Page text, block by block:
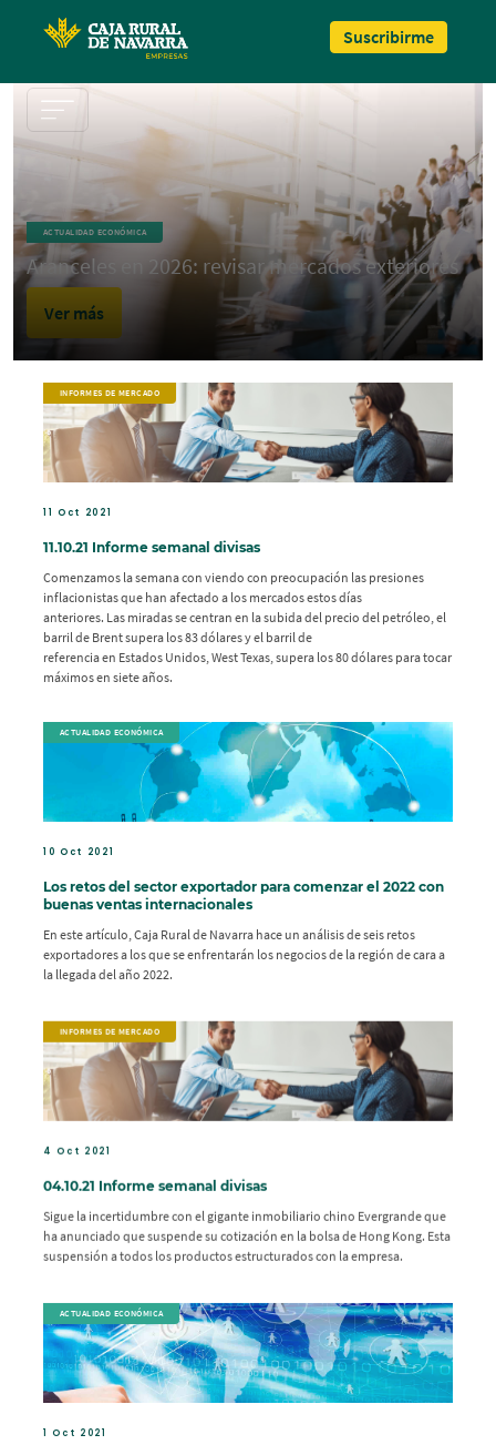
Suscribirme
ACTUALIDAD ECONÓMICA
Aranceles en 2026: revisar mercados exteriores
Ver más
INFORMES DE MERCADO
11 Oct 2021
11.10.21 Informe semanal divisas
Comenzamos la semana con viendo con preocupación las presiones
inflacionistas que han afectado a los mercados estos días
anteriores. Las miradas se centran en la subida del precio del petróleo, el
barril de Brent supera los 83 dólares y el barril de
referencia en Estados Unidos, West Texas, supera los 80 dólares para tocar
máximos en siete años.
ACTUALIDAD ECONÓMICA
10 Oct 2021
Los retos del sector exportador para comenzar el 2022 con
buenas ventas internacionales
En este artículo, Caja Rural de Navarra hace un análisis de seis retos
exportadores a los que se enfrentarán los negocios de la región de cara a
la llegada del año 2022.
INFORMES DE MERCADO
4 Oct 2021
04.10.21 Informe semanal divisas
Sigue la incertidumbre con el gigante inmobiliario chino Evergrande que
ha anunciado que suspende su cotización en la bolsa de Hong Kong. Esta
suspensión a todos los productos estructurados con la empresa.
ACTUALIDAD ECONÓMICA
1 Oct 2021